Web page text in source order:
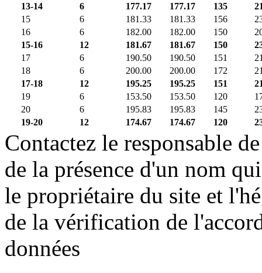
13-14
6 177.17 177.17 135
15
6 181.33 181.33 156
16
6 182.00 182.00 150
15-16
12 181.67 181.67 150
17
6 190.50 190.50 151
18
6 200.00 200.00 172
17-18
12 195.25 195.25 151
19
6 153.50 153.50 120
20
6 195.83 195.83 145
19-20
12 174.67 174.67 120
Contactez le responsable
de la présence d'un nom
le propriétaire du site et
de la vérification de
données